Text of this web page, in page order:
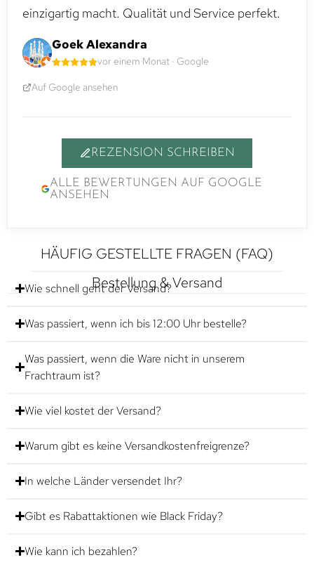
einzigartig macht. Qualität und Service perfekt.
Goek Alexandra
vor einem Monat · Google
Auf Google ansehen
REZENSION SCHREIBEN
ALLE BEWERTUNGEN AUF GOOGLE
ANSEHEN
HÄUFIG GESTELLTE FRAGEN (FAQ)
Bestellung & Versand
Wie schnell geht der Versand?
Was passiert, wenn ich bis 12:00 Uhr bestelle?
Was passiert, wenn die Ware nicht in unserem
Frachtraum ist?
Wie viel kostet der Versand?
Warum gibt es keine Versandkostenfreigrenze?
In welche Länder versendet Ihr?
Gibt es Rabattaktionen wie Black Friday?
Wie kann ich bezahlen?